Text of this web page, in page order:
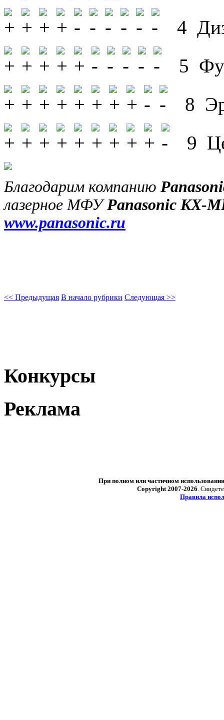
4
5
8
9
Благодарим компанию
лазерное МФУPanasonic KX-
www.panasonic.ru
<< Предыдущая В начало рубрики Следующая >>
Конкурсы
Реклама
При полном или частичном
Copyright 2007-2026 .
Правила